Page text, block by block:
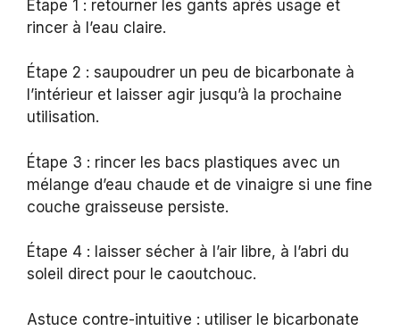
Étape 1 : retourner les gants après usage et
rincer à l’eau claire.
Étape 2 : saupoudrer un peu de bicarbonate à
l’intérieur et laisser agir jusqu’à la prochaine
utilisation.
Étape 3 : rincer les bacs plastiques avec un
mélange d’eau chaude et de vinaigre si une fine
couche graisseuse persiste.
Étape 4 : laisser sécher à l’air libre, à l’abri du
soleil direct pour le caoutchouc.
Astuce contre-intuitive : utiliser le bicarbonate